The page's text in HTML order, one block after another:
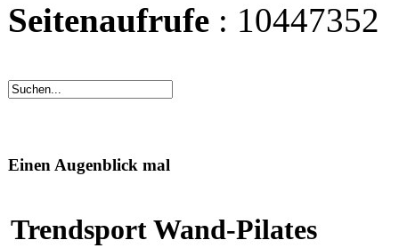
Seitenaufrufe: 10447352
Einen Augenblick mal
Trendsport Wand-Pilates